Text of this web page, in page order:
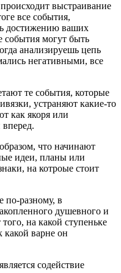
выстраивание
все события,
достижению ваших
события могут быть
анализируешь цепь
негативными, все
те события, которые
устраняют какие-то
как якоря или
что начинают
идеи, планы или
на котроые стоит
по-разному, в
душевного и
на какой ступеньке
какой варне он
содействие